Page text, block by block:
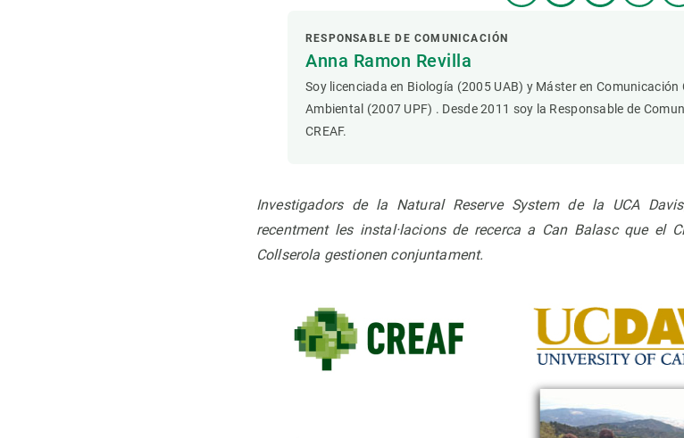
RESPONSABLE DE COMUNICACIÓN
Anna Ramon Revilla
Soy licenciada en Biología (2005 UAB) y Máster en Comunicación
Ambiental (2007 UPF) . Desde 2011 soy la Responsable de
CREAF.
Investigadors de la Natural Reserve System de la UCA
recentment les instal·lacions de recerca a Can Balasc que el
Collserola gestionen conjuntament.